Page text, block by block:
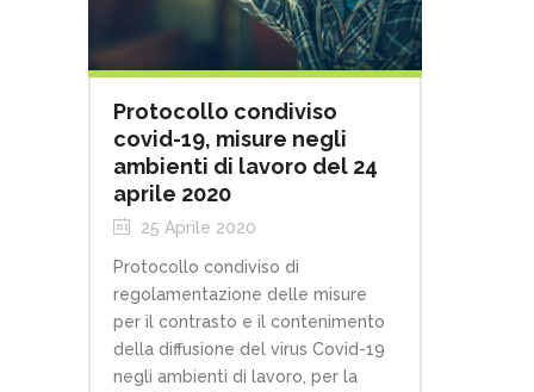
Protocollo condiviso
covid-19, misure negli
ambienti di lavoro del 24
aprile 2020
25 Aprile 2020
Protocollo condiviso di
regolamentazione delle misure
per il contrasto e il contenimento
della diffusione del virus Covid-19
negli ambienti di lavoro, per la